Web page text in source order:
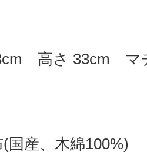
高さ 33cm マ
国産、木綿100%)